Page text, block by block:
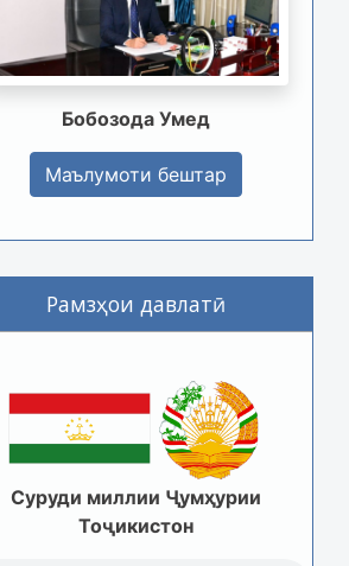
Бобозода Умед
Маълумоти бештар
Рамзҳои давлатӣ
Суруди миллии Ҷумҳурии
Тоҷикистон